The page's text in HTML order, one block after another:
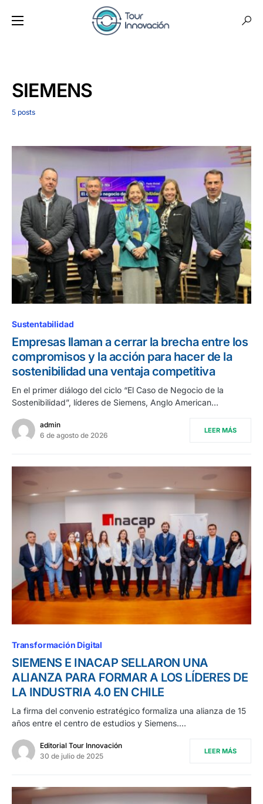
SIEMENS
5 posts
Sustentabilidad
Empresas llaman a cerrar la brecha entre los
compromisos y la acción para hacer de la
sostenibilidad una ventaja competitiva
En el primer diálogo del ciclo “El Caso de Negocio de la
Sostenibilidad”, líderes de Siemens, Anglo American…
admin
6 de agosto de 2026
LEER MÁS
Transformación Digital
SIEMENS E INACAP SELLARON UNA
ALIANZA PARA FORMAR A LOS LÍDERES DE
LA INDUSTRIA 4.0 EN CHILE
La firma del convenio estratégico formaliza una alianza de 15
años entre el centro de estudios y Siemens.…
Editorial Tour Innovación
30 de julio de 2025
LEER MÁS